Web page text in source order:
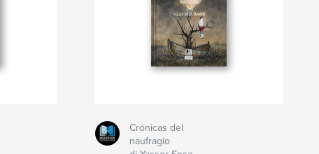
Crónicas del
naufragio